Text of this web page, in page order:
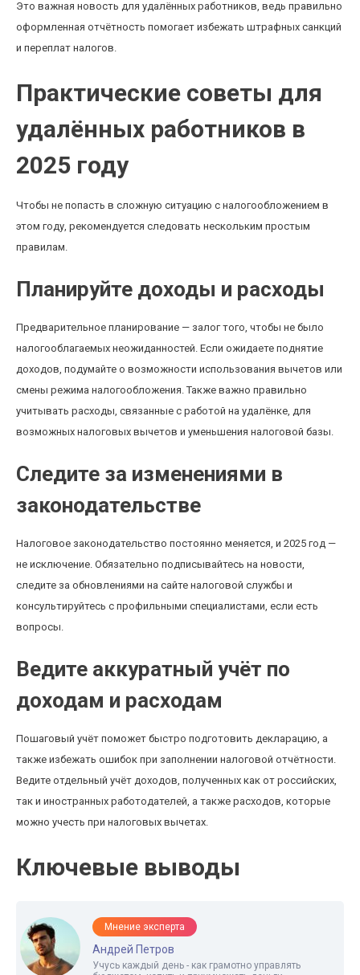
Это важная новость для удалённых работников, ведь правильно
оформленная отчётность помогает избежать штрафных санкций
и переплат налогов.
Практические советы для
удалённых работников в
2025 году
Чтобы не попасть в сложную ситуацию с налогообложением в
этом году, рекомендуется следовать нескольким простым
правилам.
Планируйте доходы и расходы
Предварительное планирование — залог того, чтобы не было
налогооблагаемых неожиданностей. Если ожидаете поднятие
доходов, подумайте о возможности использования вычетов или
смены режима налогообложения. Также важно правильно
учитывать расходы, связанные с работой на удалёнке, для
возможных налоговых вычетов и уменьшения налоговой базы.
Следите за изменениями в
законодательстве
Налоговое законодательство постоянно меняется, и 2025 год —
не исключение. Обязательно подписывайтесь на новости,
следите за обновлениями на сайте налоговой службы и
консультируйтесь с профильными специалистами, если есть
вопросы.
Ведите аккуратный учёт по
доходам и расходам
Пошаговый учёт поможет быстро подготовить декларацию, а
также избежать ошибок при заполнении налоговой отчётности.
Ведите отдельный учёт доходов, полученных как от российских,
так и иностранных работодателей, а также расходов, которые
можно учесть при налоговых вычетах.
Ключевые выводы
Мнение эксперта
Андрей Петров
Учусь каждый день - как грамотно управлять